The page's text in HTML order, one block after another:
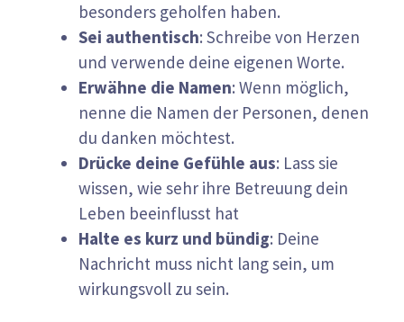
besonders geholfen haben.
Sei authentisch: Schreibe von Herzen
und verwende deine eigenen Worte.
Erwähne die Namen: Wenn möglich,
nenne die Namen der Personen, denen
du danken möchtest.
Drücke deine Gefühle aus: Lass sie
wissen, wie sehr ihre Betreuung dein
Leben beeinflusst hat
Halte es kurz und bündig: Deine
Nachricht muss nicht lang sein, um
wirkungsvoll zu sein.